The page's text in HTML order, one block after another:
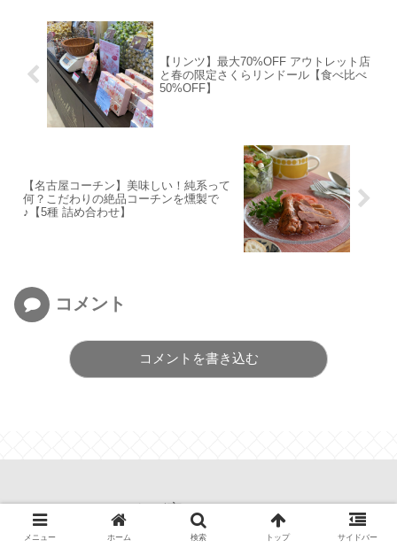
【リンツ】最大70%OFF アウトレット店
と春の限定さくらリンドール【食べ比べ
50%OFF】
【名古屋コーチン】美味しい！純系って
何？こだわりの絶品コーチンを燻製で
♪【5種 詰め合わせ】
コメント
コメントを書き込む
わが家のコトモノ
© 2013 わが家のコトモノ.
メニュー ホーム 検索 トップ サイドバー